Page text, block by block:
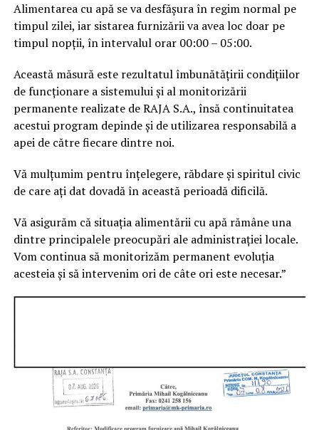
Alimentarea cu apă se va desfășura în regim normal pe
timpul zilei, iar sistarea furnizării va avea loc doar pe
timpul nopții, în intervalul orar 00:00 – 05:00.
Această măsură este rezultatul îmbunătățirii condițiilor
de funcționare a sistemului și al monitorizării
permanente realizate de RAJA S.A., însă continuitatea
acestui program depinde și de utilizarea responsabilă a
apei de către fiecare dintre noi.
Vă mulțumim pentru înțelegere, răbdare și spiritul civic
de care ați dat dovadă în această perioadă dificilă.
Vă asigurăm că situația alimentării cu apă rămâne una
dintre principalele preocupări ale administrației locale.
Vom continua să monitorizăm permanent evoluția
acesteia și să intervenim ori de câte ori este necesar.”